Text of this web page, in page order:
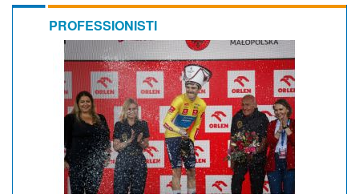
PROFESSIONISTI